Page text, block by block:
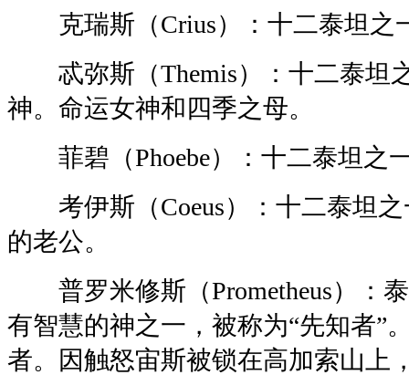
克瑞斯（Crius）：十二泰坦之
忒弥斯（Themis）：十二泰坦
神。命运女神和四季之母。
菲碧（Phoebe）：十二泰坦之
考伊斯（Coeus）：十二泰坦之
的老公。
普罗米修斯（Prometheus）：
有智慧的神之一，被称为“先知者”
者。因触怒宙斯被锁在高加索山上